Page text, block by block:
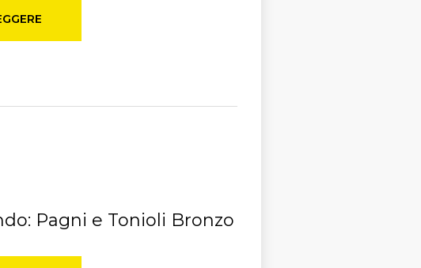
Pagni e Tonioli Bronzo